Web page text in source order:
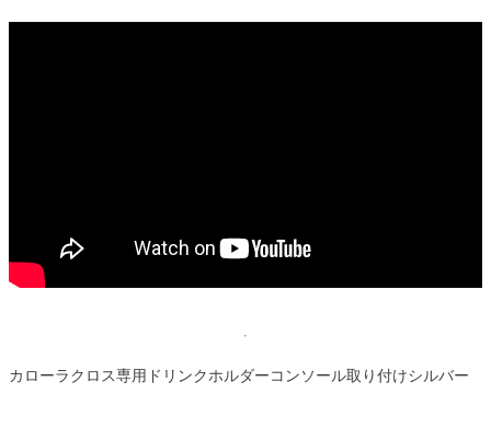
カローラクロス専用ドリンクホルダーコンソール取り付けシルバー